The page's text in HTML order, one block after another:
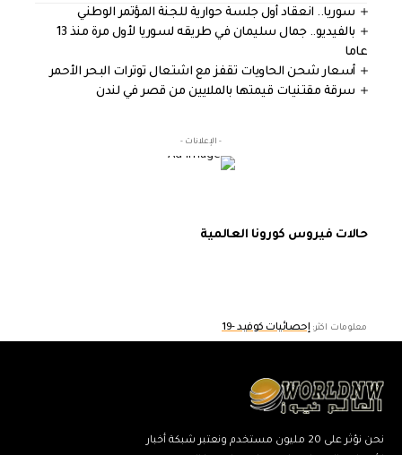
سوريا.. انعقاد أول جلسة حوارية للجنة المؤتمر الوطني
بالفيديو.. جمال سليمان في طريقه لسوريا لأول مرة منذ 13
عاما
أسعار شحن الحاويات تقفز مع اشتعال توترات البحر الأحمر
سرقة مقتنيات قيمتها بالملايين من قصر في لندن
- الإعلانات -
حالات فيروس كورونا العالمية
معلومات اكثر: إحصائيات كوفيد -19
نحن نؤثر على 20 مليون مستخدم ونعتبر شبكة أخبار